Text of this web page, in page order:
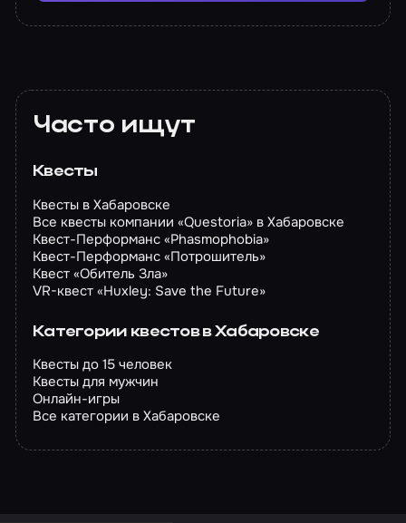
Часто ищут
Квесты
Квесты в Хабаровске
Все квесты компании «Questoria» в Хабаровске
Квест-Перформанс «Phasmophobia»
Квест-Перформанс «Потрошитель»
Квест «Обитель Зла»
VR-квест «Huxley: Save the Future»
Категории квестов в Хабаровске
Квесты до 15 человек
Квесты для мужчин
Онлайн-игры
Все категории в Хабаровске